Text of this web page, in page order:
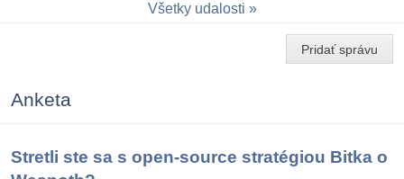
Všetky udalosti
Pridať správu
Anketa
Stretli ste sa s open-source stratégiou Bitka o